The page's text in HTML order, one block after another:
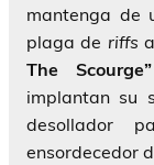
mantenga de
plaga de riffs
The Scourge”
implantan su
desollador
ensordecedor